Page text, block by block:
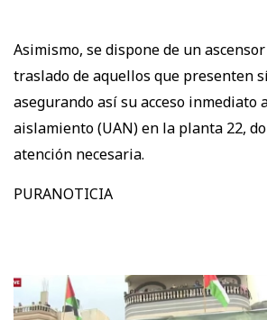
Asimismo, se dispone de un
traslado de aquellos que presenten
asegurando así su acceso inmediato
aislamiento (UAN) en la planta 22,
atención necesaria.
PURANOTICIA